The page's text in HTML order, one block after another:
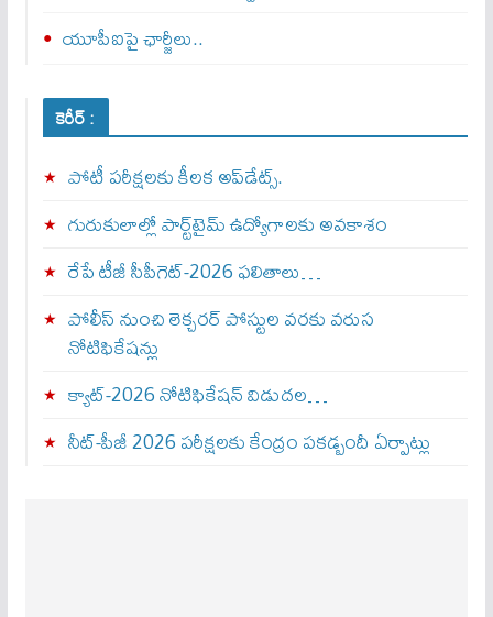
యూపీఐపై ఛార్జీలు..
కెరీర్ :
పోటీ పరీక్షలకు కీలక అప్‌డేట్స్.
గురుకులాల్లో పార్ట్‌టైమ్ ఉద్యోగాలకు అవకాశం
రేపే టీజీ సీపీగెట్‌-2026 ఫలితాలు…
పోలీస్ నుంచి లెక్చరర్ పోస్టుల వరకు వరుస
నోటిఫికేషన్లు
క్యాట్-2026 నోటిఫికేషన్ విడుదల…
నీట్-పీజీ 2026 పరీక్షలకు కేంద్రం పకడ్బందీ ఏర్పాట్లు